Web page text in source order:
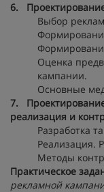
6.
Выбор
Оценка
кампании.
Основные
7.
реализация и
Разработка
Реализация.
Методы
Практическое
рекламной